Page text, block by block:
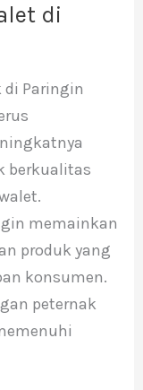
di
di Paringin
berkualitas
memainkan
produk yang
konsumen.
peternak